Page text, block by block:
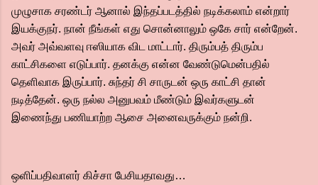
முழுசாக சரண்டர் ஆனால் இந்தப்படத்தில் நடிக்கலாம் என்றார்
இயக்குநர். நான் நீங்கள் எது சொன்னாலும் ஒகே சார் என்றேன்.
அவர் அவ்வளவு ஈஸியாக விட மாட்டார். திரும்பத் திரும்ப
காட்சிகளை எடுப்பார். தனக்கு என்ன வேண்டுமென்பதில்
தெளிவாக இருப்பார். சுந்தர் சி சாருடன் ஒரு காட்சி தான்
நடித்தேன். ஒரு நல்ல அனுபவம் மீண்டும் இவர்களுடன்
இணைந்து பணியாற்ற ஆசை அனைவருக்கும் நன்றி.
ஒளிப்பதிவாளர் கிச்சா பேசியதாவது…